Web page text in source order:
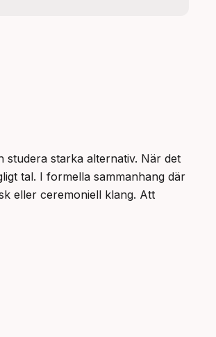
starka alternativ. När det
tal. I formella sammanhang där
eller ceremoniell klang. Att